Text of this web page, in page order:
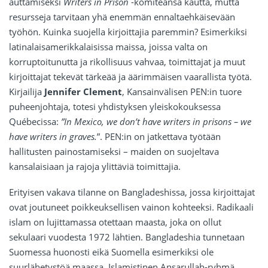
resursseja tarvitaan yhä enemmän ennaltaehkäisevään
työhön. Kuinka suojella kirjoittajia paremmin? Esimerkiksi
latinalaisamerikkalaisissa maissa, joissa valta on
korruptoitunutta ja rikollisuus vahvaa, toimittajat ja muut
kirjoittajat tekevät tärkeää ja äärimmäisen vaarallista työtä.
Kirjailija Jennifer Clement, Kansainvälisen PEN:in tuore
puheenjohtaja, totesi yhdistyksen yleiskokouksessa
Québecissa: ”In Mexico, we don’t have writers in prisons – we
have writers in graves.”. PEN:in on jatkettava työtään
hallitusten painostamiseksi – maiden on suojeltava
kansalaisiaan ja rajoja ylittäviä toimittajia.
Erityisen vakava tilanne on Bangladeshissa, jossa kirjoittajat
ovat joutuneet poikkeuksellisen vainon kohteeksi. Radikaali
islam on lujittamassa otettaan maasta, joka on ollut
sekulaari vuodesta 1972 lähtien. Bangladeshia tunnetaan
Suomessa huonosti eikä Suomella esimerkiksi ole